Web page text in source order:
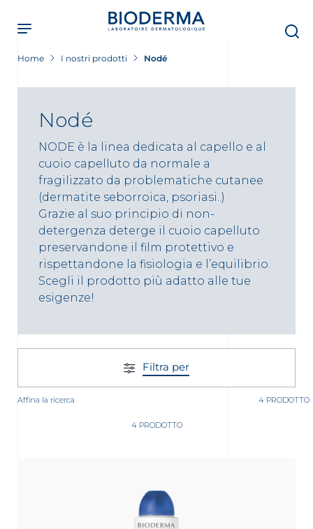
main
content
Home I nostri prodotti Nodé
Nodé
NODE è la linea dedicata al capello e al
cuoio capelluto da normale a
fragilizzato da problematiche cutanee
(dermatite seborroica, psoriasi..)
Grazie al suo principio di non-
detergenza deterge il cuoio capelluto
preservandone il film protettivo e
rispettandone la fisiologia e l’equilibrio.
Scegli il prodotto più adatto alle tue
esigenze!
Filtra per
Affina la ricerca 4 PRODOTTO
4 PRODOTTO